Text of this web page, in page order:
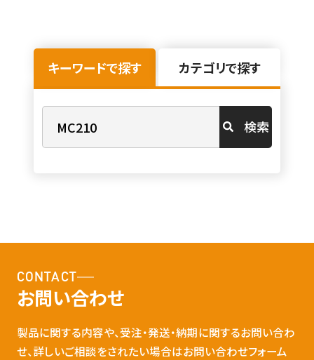
キーワードで探す カテゴリで探す
検索
CONTACT
お問い合わせ
製品に関する内容や、受注・発送・納期に関するお問い合わ
せ、詳しいご相談をされたい場合はお問い合わせフォーム